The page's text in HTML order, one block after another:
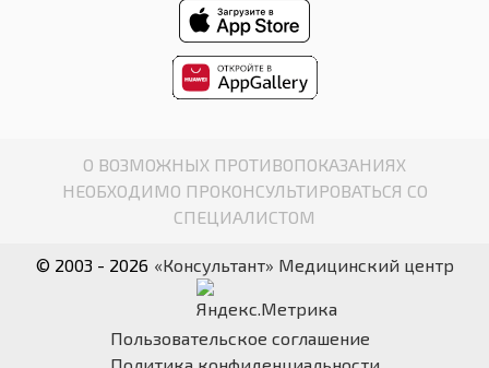
О ВОЗМОЖНЫХ ПРОТИВОПОКАЗАНИЯХ
НЕОБХОДИМО ПРОКОНСУЛЬТИРОВАТЬСЯ СО
СПЕЦИАЛИСТОМ
© 2003 - 2026 «Консультант» Медицинский центр
Пользовательское соглашение